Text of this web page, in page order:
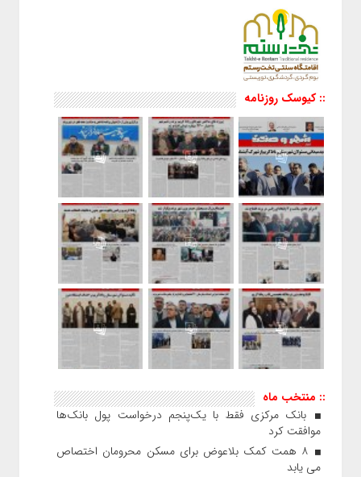
:: کیوسک روزنامه
:: منتخب ماه
بانک مرکزی فقط با یک‌‎پنجم درخواست پول بانک‌ها
موافقت کرد
۸ همت کمک بلاعوض برای مسکن محرومان اختصاص
می یابد